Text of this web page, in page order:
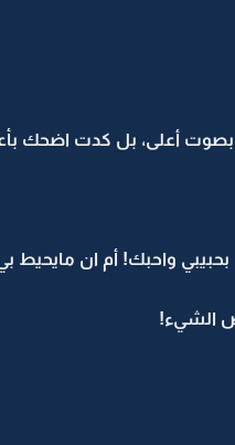
بصوت أعلى، بل كدت اضحك
واحبك! أم ان مايحيط
الشيء!